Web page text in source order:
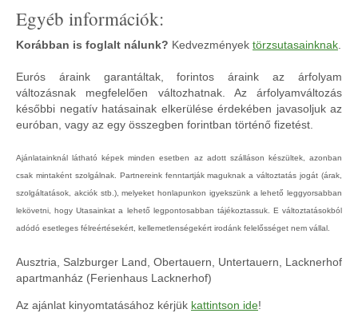
Egyéb információk:
Korábban is foglalt nálunk? Kedvezmények törzsutasainknak.
Eurós áraink garantáltak, forintos áraink az árfolyam
változásnak megfelelően változhatnak. Az árfolyamváltozás
későbbi negatív hatásainak elkerülése érdekében javasoljuk az
euróban, vagy az egy összegben forintban történő fizetést.
Ajánlatainknál látható képek minden esetben az adott szálláson készültek, azonban
csak mintaként szolgálnak. Partnereink fenntartják maguknak a változtatás jogát (árak,
szolgáltatások, akciók stb.), melyeket honlapunkon igyekszünk a lehető leggyorsabban
lekövetni, hogy Utasainkat a lehető legpontosabban tájékoztassuk. E változtatásokból
adódó esetleges félreértésekért, kellemetlenségekért irodánk felelősséget nem vállal.
Ausztria, Salzburger Land, Obertauern, Untertauern, Lacknerhof
apartmanház (Ferienhaus Lacknerhof)
Az ajánlat kinyomtatásához kérjük kattintson ide!